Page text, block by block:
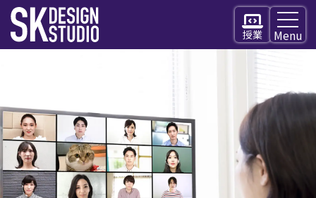
授業
お知らせ
概要
全体の流れ